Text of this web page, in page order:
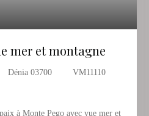
mer et montagne
Dénia 03700
VM11110
à Monte Pego avec vue mer et